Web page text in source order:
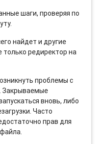
шаги, проверяя по
найдет и другие
редиректор на
проблемы с
Закрываемые
вновь, либо
Часто
прав для